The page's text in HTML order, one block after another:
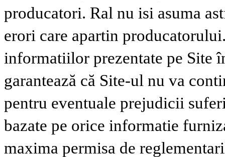
producatori. Ral nu isi asuma
erori care apartin
informatiilor prezentate pe Site
garantează că Site-ul nu va
pentru eventuale prejudicii
bazate pe orice informatie
maxima permisa de